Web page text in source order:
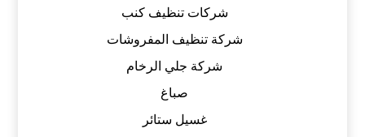
شركات تنظيف كنب
شركة تنظيف المفروشات
شركة جلي الرخام
صباغ
غسيل ستائر